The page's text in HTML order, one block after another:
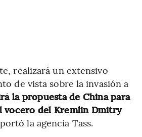
realizará un extensivo
de vista sobre la invasión a
la propuesta de China para
vocero del Kremlin Dmitry
la agencia Tass.